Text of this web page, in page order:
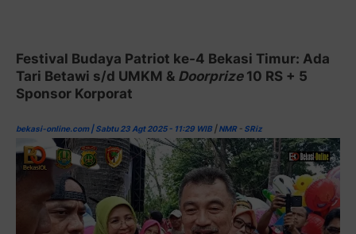
Festival Budaya Patriot ke-4 Bekasi Timur: Ada
Tari Betawi s/d UMKM & Doorprize10 RS + 5
Sponsor Korporat
bekasi-online.com | Sabtu 23 Agt 2025 - 11:29 WIB |NMR- SRiz